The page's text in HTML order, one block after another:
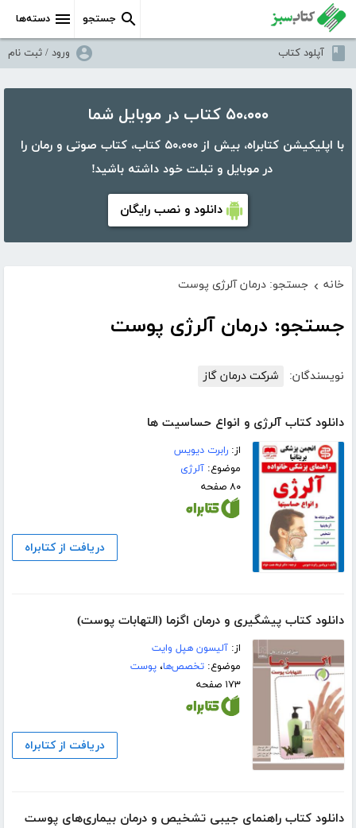
دسته‌ها جستجو
آپلود کتاب ورود / ثبت نام
۵۰،۰۰۰ کتاب در موبایل شما
با اپلیکیشن کتابراه، بیش از ۵۰،۰۰۰ کتاب، کتاب صوتی و رمان را
در موبایل و تبلت خود داشته باشید!
دانلود و نصب رایگان
خانه › جستجو: درمان آلرژی پوست
جستجو: درمان آلرژی پوست
نویسندگان: شرکت درمان گاز
دانلود کتاب آلرژی و انواع حساسیت ها
از:رابرت دیویس
موضوع:آلرژی
۸۰ صفحه
دریافت از کتابراه
دانلود کتاب پیشگیری و درمان اگزما (التهابات پوست)
از:آلیسون هپل وایت
موضوع:تخصص‌ها،پوست
۱۷۳ صفحه
دریافت از کتابراه
دانلود کتاب راهنمای جیبی تشخیص و درمان بیماری‌های پوست